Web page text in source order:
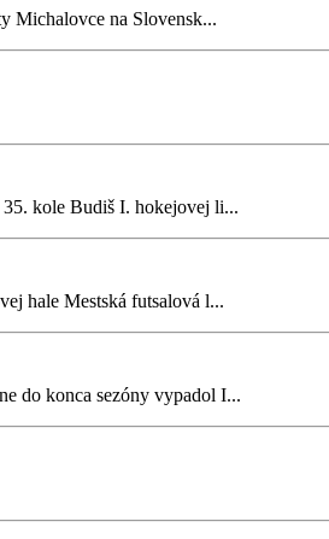
Michalovce na Slovensk...
kole Budiš I. hokejovej li...
hale Mestská futsalová l...
do konca sezóny vypadol I...